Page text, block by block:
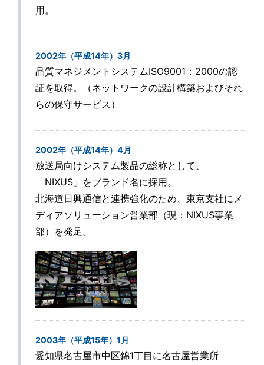
用。
2002年（平成14年）3月
品質マネジメントシステムISO9001：2000の認
証を取得。（ネットワークの設計構築およびそれ
らの保守サービス）
2002年（平成14年）4月
放送局向けシステム製品の総称として、
「NIXUS」をブランド名に採用。
北海道日興通信と連携強化のため、東京支社にメ
ディアソリューション営業部（現：NIXUS事業
部）を発足。
2003年（平成15年）1月
愛知県名古屋市中区錦1丁目に名古屋営業所